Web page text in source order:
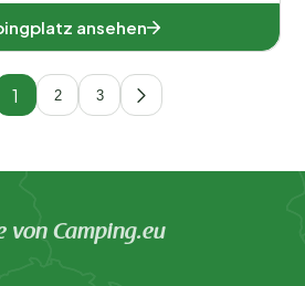
ansehen
1 2 3
von Camping.eu